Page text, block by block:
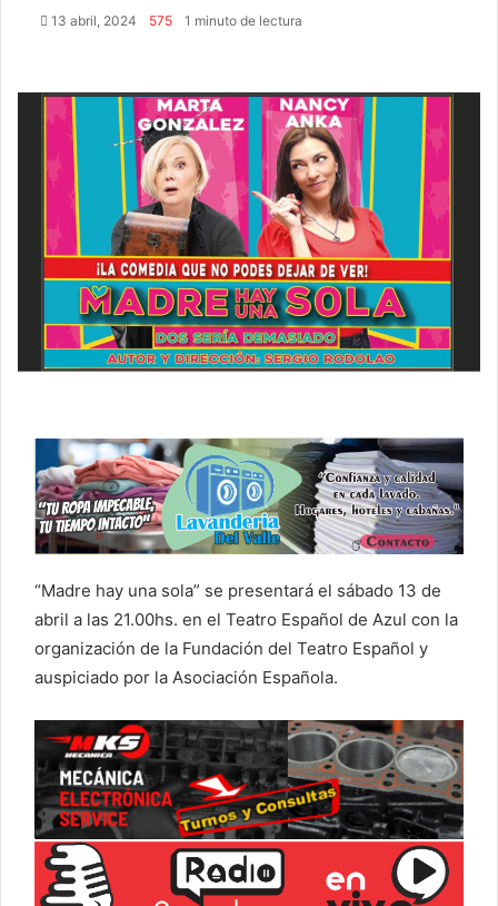
13 abril, 2024 575 1 minuto de lectura
“Madre hay una sola” se presentará el sábado 13 de
abril a las 21.00hs. en el Teatro Español de Azul con la
organización de la Fundación del Teatro Español y
auspiciado por la Asociación Española.